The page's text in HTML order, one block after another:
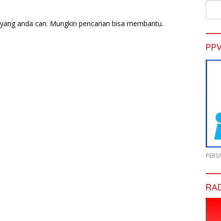
anda cari. Mungkin pencarian bisa membantu.